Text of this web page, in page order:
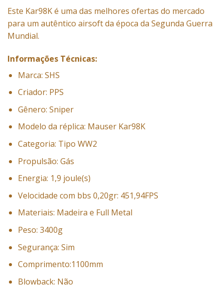
Este Kar98K é uma das melhores ofertas do mercado
para um autêntico airsoft da época da Segunda Guerra
Mundial.
Informações Técnicas:
Marca: SHS
Criador: PPS
Gênero: Sniper
Modelo da réplica: Mauser Kar98K
Categoria: Tipo WW2
Propulsão: Gás
Energia: 1,9 joule(s)
Velocidade com bbs 0,20gr: 451,94FPS
Materiais: Madeira e Full Metal
Peso: 3400g
Segurança: Sim
Comprimento:1100mm
Blowback: Não